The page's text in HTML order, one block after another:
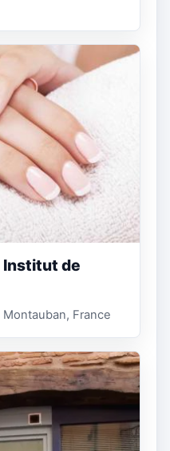
Institut de
France